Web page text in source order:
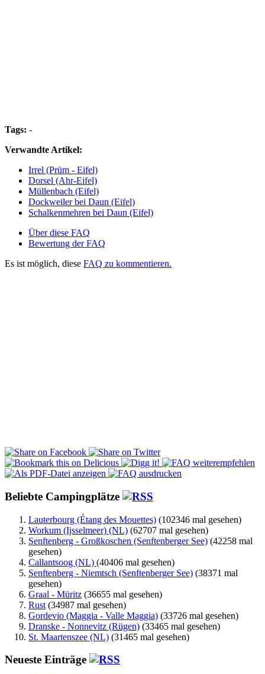
Tags: -
Verwandte Artikel:
Irrel (Prüm - Eifel)
Dorsel (Ahr-Eifel)
Müllenbach (Eifel)
Dockweiler bei Daun (Eifel)
Schalkenmehren bei Daun (Eifel)
Über diese FAQ
Bewertung der FAQ
Es ist möglich, diese FAQ zu kommentieren.
Beliebte Campingplätze
Lauterbourg (Étang des Mouettes) (102346 mal gesehen)
Workum (Ijsselmeer) (NL) (62707 mal gesehen)
Senftenberg - Großkoschen (Senftenberger See) (42258 mal
gesehen)
Callantsoog (NL) (40406 mal gesehen)
Senftenberg - Niemtsch (Senftenberger See) (38371 mal
gesehen)
Graal - Müritz (36655 mal gesehen)
Rust (34987 mal gesehen)
Gordevio (Maggia - Valle Maggia) (33726 mal gesehen)
Dranske - Nonnevitz (Rügen) (33465 mal gesehen)
St. Maartenszee (NL) (31465 mal gesehen)
Neueste Einträge